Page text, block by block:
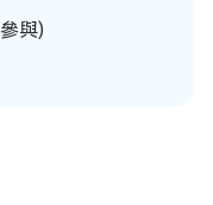
與)